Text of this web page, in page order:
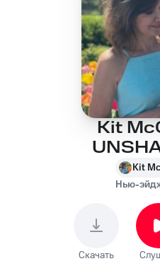
Kit
Kit
Нью-
Скачать